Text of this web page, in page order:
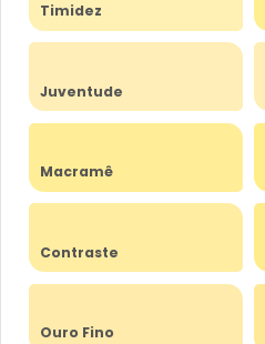
Timidez
Juventude
Macramê
Contraste
Ouro Fino